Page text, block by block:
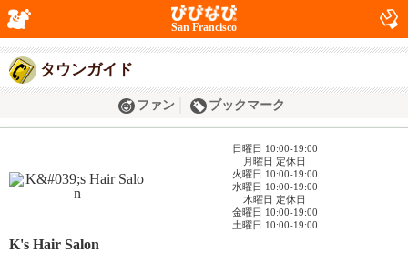
San Francisco
タウンガイド
ファン ブックマーク
日曜日 10:00-19:00
月曜日 定休日
火曜日 10:00-19:00
水曜日 10:00-19:00
木曜日 定休日
金曜日 10:00-19:00
土曜日 10:00-19:00
K's Hair Salon